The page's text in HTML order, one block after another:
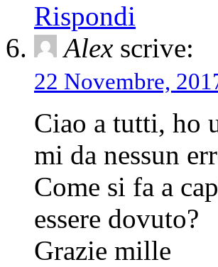
Rispondi
Alex scrive:
22 Novembre,
Ciao a tutti, ho
mi da nessun
Come si fa a
essere dovuto?
Grazie mille